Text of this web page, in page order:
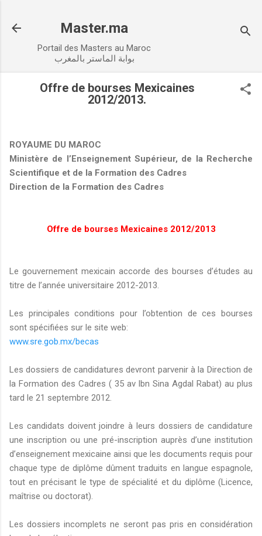
Master.ma
Portail des Masters au Maroc
بوابة الماستر بالمغرب
Offre de bourses Mexicaines
2012/2013.
ROYAUME DU MAROC
Ministère de l’Enseignement Supérieur, de la Recherche
Scientifique et de la Formation des Cadres
Direction de la Formation des Cadres
Offre de bourses Mexicaines 2012/2013
Le gouvernement mexicain accorde des bourses d’études au
titre de l’année universitaire 2012-2013.
Les principales conditions pour l’obtention de ces bourses
sont spécifiées sur le site web:
www.sre.gob.mx/becas
Les dossiers de candidatures devront parvenir à la Direction de
la Formation des Cadres ( 35 av Ibn Sina Agdal Rabat) au plus
tard le 21 septembre 2012.
Les candidats doivent joindre à leurs dossiers de candidature
une inscription ou une pré-inscription auprès d’une institution
d’enseignement mexicaine ainsi que les documents requis pour
chaque type de diplôme dûment traduits en langue espagnole,
tout en précisant le type de spécialité et du diplôme (Licence,
maîtrise ou doctorat).
Les dossiers incomplets ne seront pas pris en considération